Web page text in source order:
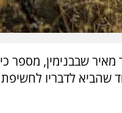
שבבנימין, מספר כי
שהביא לדבריו לחשיפת